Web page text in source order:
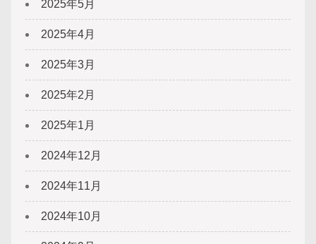
2025年5月
2025年4月
2025年3月
2025年2月
2025年1月
2024年12月
2024年11月
2024年10月